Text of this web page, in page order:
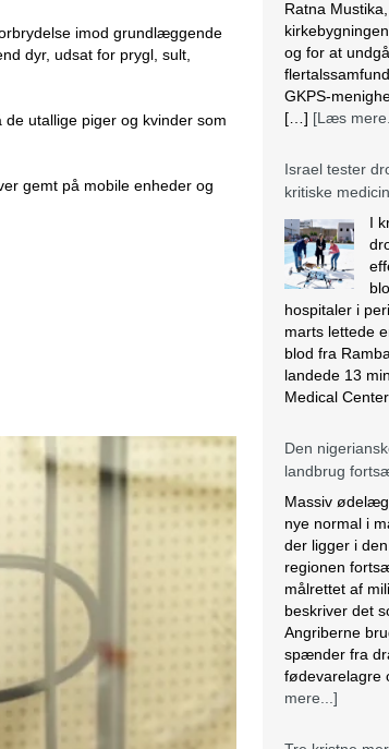
imod grundlæggende
dyr, udsat for prygl, sult,
utallige piger og kvinder som
gemt på mobile enheder og
og for at
GKPS-
[…][Læs
kritiske
I
hospitaler i
marts lettede
blod fra
landede 13
Medical
landbrug
Massiv
nye normal i
der ligger i
regionen
målrettet af
beskriver det
Angriberne
spænder fra
mere...]